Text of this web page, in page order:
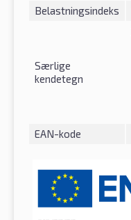
Belastningsindeks
Særlige
kendetegn
EAN-kode